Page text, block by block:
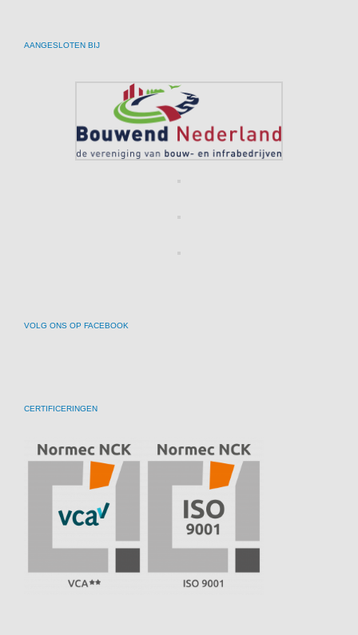
AANGESLOTEN BIJ
VOLG ONS OP FACEBOOK
CERTIFICERINGEN